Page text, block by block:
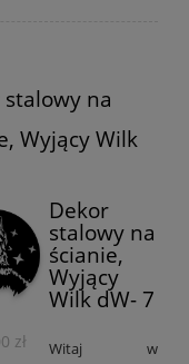
stalowy na
Wyjący Wilk
zł
Dekor
stalowy na
ścianie,
Wyjący
Wilk dW- 7
Witaj w